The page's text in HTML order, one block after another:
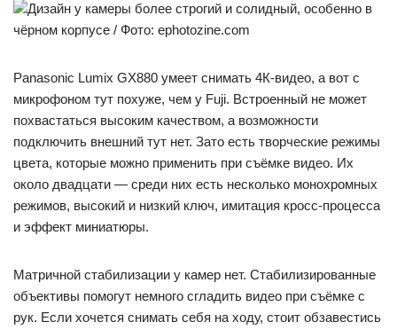
Дизайн у камеры более строгий и солидный, особенно в
чёрном корпусе / Фото: ephotozine.com
Panasonic Lumix GX880 умеет снимать 4К-видео, а вот с
микрофоном тут похуже, чем у Fuji. Встроенный не может
похвастаться высоким качеством, а возможности
подключить внешний тут нет. Зато есть творческие режимы
цвета, которые можно применить при съёмке видео. Их
около двадцати — среди них есть несколько монохромных
режимов, высокий и низкий ключ, имитация кросс-процесса
и эффект миниатюры.
Матричной стабилизации у камер нет. Стабилизированные
объективы помогут немного сгладить видео при съёмке с
рук. Если хочется снимать себя на ходу, стоит обзавестись